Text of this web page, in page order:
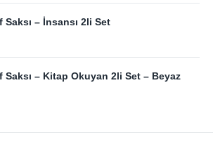
Saksı – İnsansı 2li Set
Saksı – Kitap Okuyan 2li Set – Beyaz